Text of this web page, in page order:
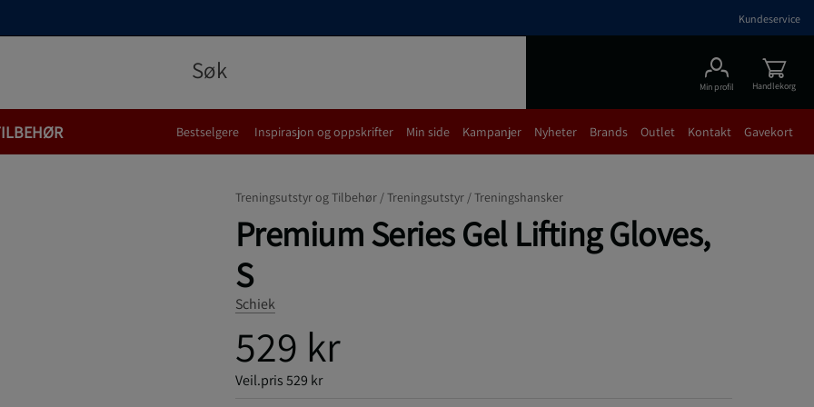
Kundeservice
Min profil Handlekorg
Bestselgere Inspirasjon og oppskrifter Min side Kampanjer Nyheter Brands Outlet Kontakt Gavekort
Treningsutstyr og Tilbehør /Treningsutstyr /Treningshansker
Premium Series Gel Lifting Gloves,
S
Schiek
529 kr
Veil.pris529 kr